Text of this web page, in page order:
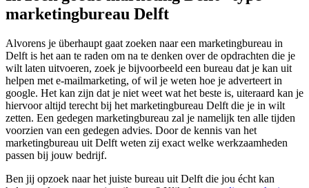
marketingbureau Delft
Alvorens je überhaupt gaat zoeken naar een marketingbureau in
Delft is het aan te raden om na te denken over de opdrachten die je
wilt laten uitvoeren, zoek je bijvoorbeeld een bureau dat je kan uit
helpen met e-mailmarketing, of wil je weten hoe je adverteert in
google. Het kan zijn dat je niet weet wat het beste is, uiteraard kan je
hiervoor altijd terecht bij het marketingbureau Delft die je in wilt
zetten. Een gedegen marketingbureau zal je namelijk ten alle tijden
voorzien van een gedegen advies. Door de kennis van het
marketingbureau uit Delft weten zij exact welke werkzaamheden
passen bij jouw bedrijf.
Ben jij opzoek naar het juiste bureau uit Delft die jou écht kan